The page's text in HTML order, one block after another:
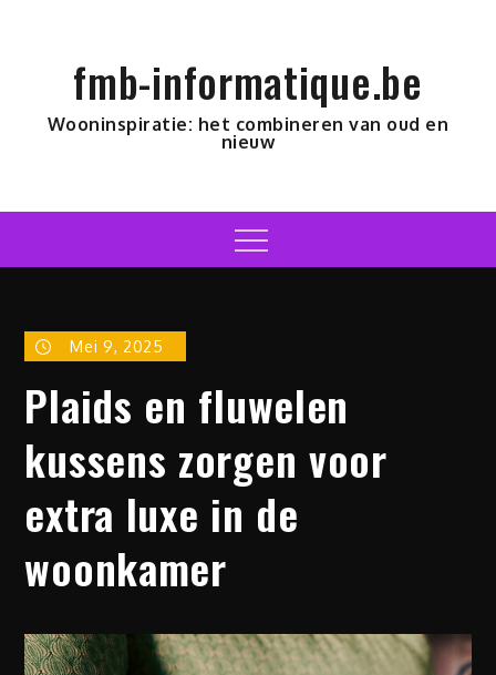
fmb-informatique.be
Wooninspiratie: het combineren van oud en
nieuw
Menu
Mei 9, 2025
Plaids en fluwelen
kussens zorgen voor
extra luxe in de
woonkamer